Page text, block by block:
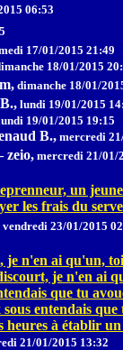
06:53
17/01/2015 21:49
18/01/2015
dimanche 18/01/
lundi 19/01/2015
19/01/2015 19:15
B., mercredi
zeio, mercredi 21/01/
un
les frais du
vendredi 23/01/2015
je n'en ai qu'un,
je n'en ai
que tu
sous entendais
heures à établir
21/01/2015 13:32